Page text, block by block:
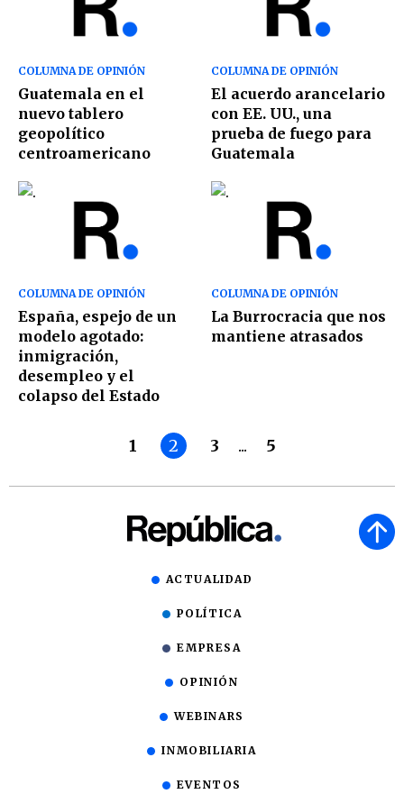
COLUMNA DE OPINIÓN
Guatemala en el
nuevo tablero
geopolítico
centroamericano
COLUMNA DE OPINIÓN
El acuerdo arancelario
con EE. UU., una
prueba de fuego para
Guatemala
COLUMNA DE OPINIÓN
España, espejo de un
modelo agotado:
inmigración,
desempleo y el
colapso del Estado
COLUMNA DE OPINIÓN
La Burrocracia que nos
mantiene atrasados
1 2 3 ... 5
ACTUALIDAD
POLÍTICA
EMPRESA
OPINIÓN
WEBINARS
INMOBILIARIA
EVENTOS